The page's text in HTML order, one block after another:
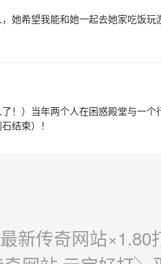
她希望我能和她一起去她家吃饭
！）当年两个人在困惑殿堂与一
结束）！
新传奇网站